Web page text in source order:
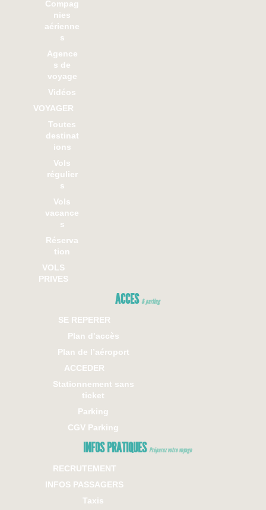
Compag
nies
aérienne
s
Agence
s de
voyage
Vidéos
VOYAGER
Toutes
destinat
ions
Vols
régulier
s
Vols
vacance
s
Réserva
tion
VOLS
PRIVES
ACCES & parking
SE REPERER
Plan d’accès
Plan de l’aéroport
ACCEDER
Stationnement sans
ticket
Parking
CGV Parking
INFOS PRATIQUES Préparez votre voyage
RECRUTEMENT
INFOS PASSAGERS
Taxis